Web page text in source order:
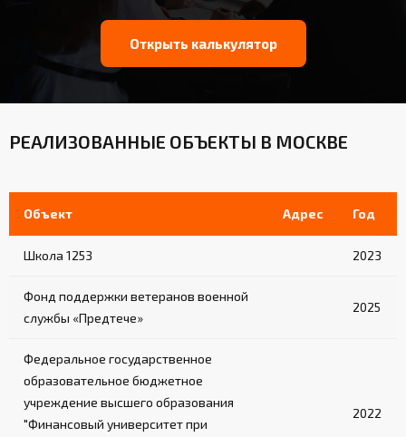
Открыть калькулятор
РЕАЛИЗОВАННЫЕ ОБЪЕКТЫ В МОСКВЕ
Объект Адрес Год
Школа 1253 2023
Фонд поддержки ветеранов военной
службы «Предтече»
2025
Федеральное государственное
образовательное бюджетное
учреждение высшего образования
"Финансовый университет при
2022